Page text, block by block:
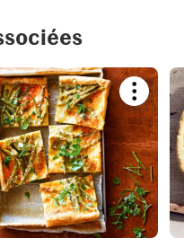
recipe
or
add
it
to
your